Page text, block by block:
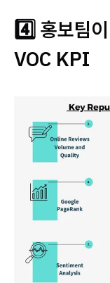
4️⃣ 홍보팀
VOC KPI